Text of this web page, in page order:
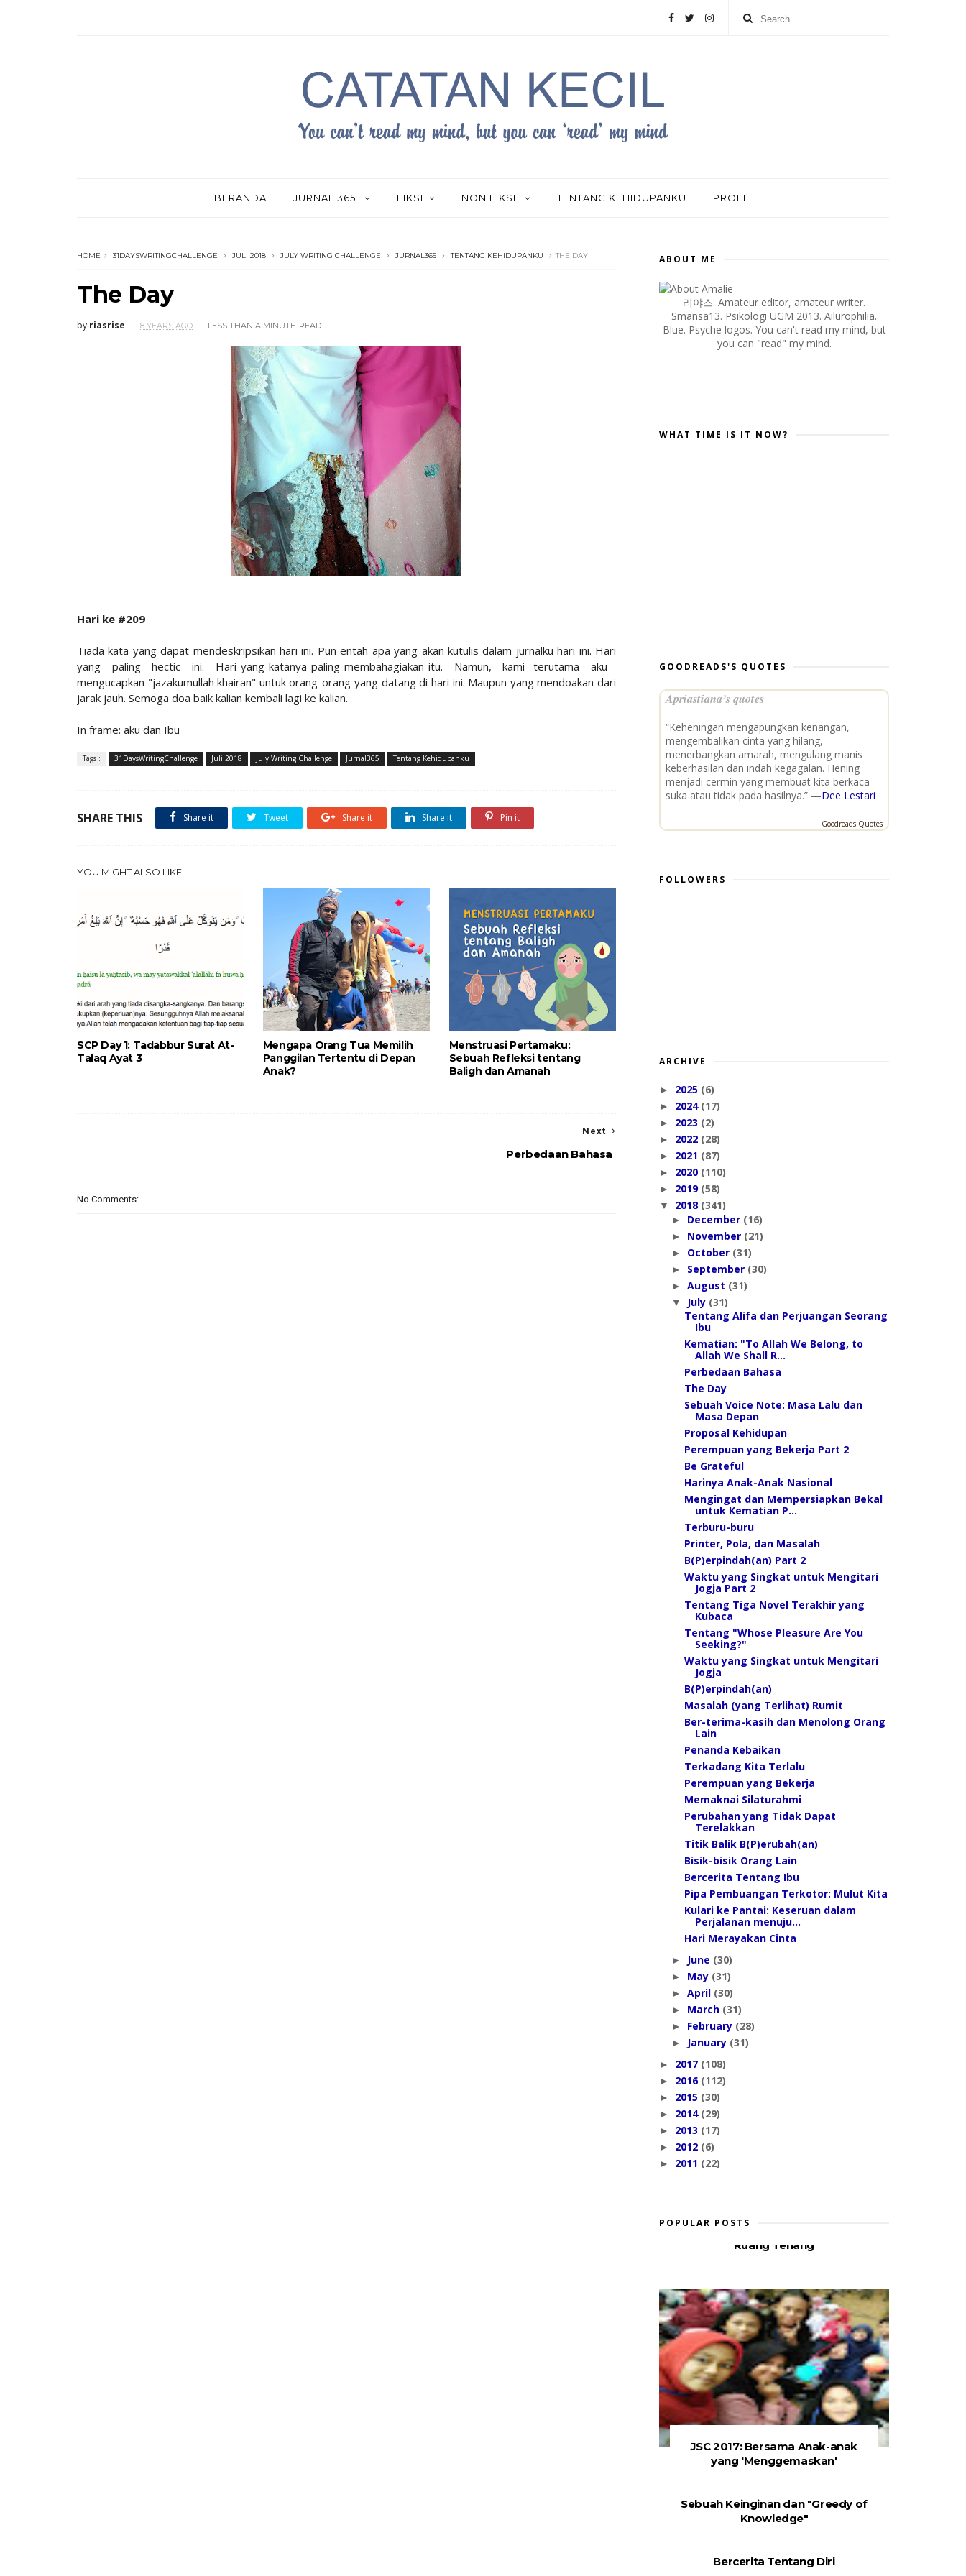
BERANDA JURNAL 365 FIKSI NON FIKSI TENTANG KEHIDUPANKU PROFIL
HOME 31DAYSWRITINGCHALLENGE JULI 2018 JULY WRITING CHALLENGE JURNAL365 TENTANG KEHIDUPANKU THE DAY
The Day
by riasrise 8 YEARS AGO LESS THAN A MINUTE READ
Hari ke #209
Tiada kata yang dapat mendeskripsikan hari ini. Pun entah apa yang akan kutulis dalam jurnalku hari ini. Hari
yang paling hectic ini. Hari-yang-katanya-paling-membahagiakan-itu. Namun, kami--terutama aku--
mengucapkan "jazakumullah khairan" untuk orang-orang yang datang di hari ini. Maupun yang mendoakan dari
jarak jauh. Semoga doa baik kalian kembali lagi ke kalian.
In frame: aku dan Ibu
Tags : 31DaysWritingChallenge Juli 2018 July Writing Challenge Jurnal365 Tentang Kehidupanku
SHARE THIS Share it Tweet Share it Share it Pin it
YOU MIGHT ALSO LIKE
SCP Day 1: Tadabbur Surat At-
Talaq Ayat 3
Mengapa Orang Tua Memilih
Panggilan Tertentu di Depan
Anak?
Menstruasi Pertamaku:
Sebuah Refleksi tentang
Baligh dan Amanah
Next
Perbedaan Bahasa
No Comments:
ABOUT ME
리야스. Amateur editor, amateur writer.
Smansa13. Psikologi UGM 2013. Ailurophilia.
Blue. Psyche logos. You can't read my mind, but
you can "read" my mind.
WHAT TIME IS IT NOW?
GOODREADS'S QUOTES
Apriastiana’s quotes
“Keheningan mengapungkan kenangan,
mengembalikan cinta yang hilang,
menerbangkan amarah, mengulang manis
keberhasilan dan indah kegagalan. Hening
menjadi cermin yang membuat kita berkaca-
suka atau tidak pada hasilnya.” —Dee Lestari
Goodreads Quotes
FOLLOWERS
ARCHIVE
► 2025 (6)
► 2024 (17)
► 2023 (2)
► 2022 (28)
► 2021 (87)
► 2020 (110)
► 2019 (58)
▼ 2018 (341)
► December (16)
► November (21)
► October (31)
► September (30)
► August (31)
▼ July (31)
Tentang Alifa dan Perjuangan Seorang
Ibu
Kematian: "To Allah We Belong, to
Allah We Shall R...
Perbedaan Bahasa
The Day
Sebuah Voice Note: Masa Lalu dan
Masa Depan
Proposal Kehidupan
Perempuan yang Bekerja Part 2
Be Grateful
Harinya Anak-Anak Nasional
Mengingat dan Mempersiapkan Bekal
untuk Kematian P...
Terburu-buru
Printer, Pola, dan Masalah
B(P)erpindah(an) Part 2
Waktu yang Singkat untuk Mengitari
Jogja Part 2
Tentang Tiga Novel Terakhir yang
Kubaca
Tentang "Whose Pleasure Are You
Seeking?"
Waktu yang Singkat untuk Mengitari
Jogja
B(P)erpindah(an)
Masalah (yang Terlihat) Rumit
Ber-terima-kasih dan Menolong Orang
Lain
Penanda Kebaikan
Terkadang Kita Terlalu
Perempuan yang Bekerja
Memaknai Silaturahmi
Perubahan yang Tidak Dapat
Terelakkan
Titik Balik B(P)erubah(an)
Bisik-bisik Orang Lain
Bercerita Tentang Ibu
Pipa Pembuangan Terkotor: Mulut Kita
Kulari ke Pantai: Keseruan dalam
Perjalanan menuju...
Hari Merayakan Cinta
► June (30)
► May (31)
► April (30)
► March (31)
► February (28)
► January (31)
► 2017 (108)
► 2016 (112)
► 2015 (30)
► 2014 (29)
► 2013 (17)
► 2012 (6)
► 2011 (22)
POPULAR POSTS
Ruang Tenang
JSC 2017: Bersama Anak-anak
yang 'Menggemaskan'
Sebuah Keinginan dan "Greedy of
Knowledge"
Bercerita Tentang Diri